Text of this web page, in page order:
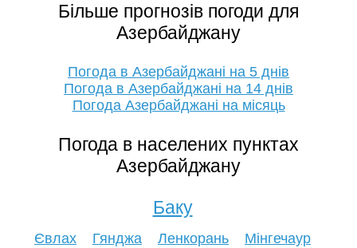
Більше прогнозів погоди для
Азербайджану
Погода в Азербайджані на 5 днів
Погода в Азербайджані на 14 днів
Погода Азербайджані на місяць
Погода в населених пунктах
Азербайджану
Баку
Євлах Гянджа Ленкорань
Мінгечаур